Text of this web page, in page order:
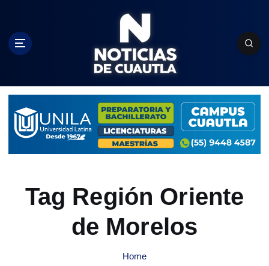
c
Tag Región Oriente
de Morelos
Home